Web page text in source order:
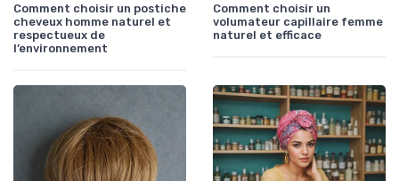
Comment choisir un postiche
cheveux homme naturel et
respectueux de
l’environnement
Comment choisir un
volumateur capillaire femme
naturel et efficace